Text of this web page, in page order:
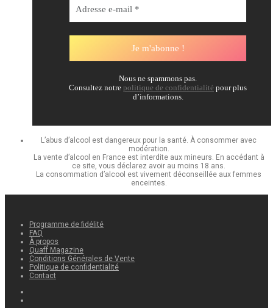
Nous ne spammons pas.
Consultez notre politique de confidentialité pour plus
d’informations.
L’abus d’alcool est dangereux pour la santé. À consommer avec
modération.
La vente d’alcool en France est interdite aux mineurs. En accédant à
ce site, vous déclarez avoir au moins 18 ans.
La consommation d’alcool est vivement déconseillée aux femmes
enceintes.
Programme de fidélité
FAQ
À propos
Quaff Magazine
Conditions Générales de Vente
Politique de confidentialité
Contact